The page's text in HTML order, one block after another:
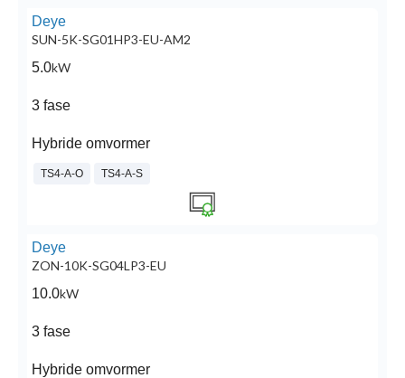
Deye
SUN-5K-SG01HP3-EU-AM2
5.0kW
3 fase
Hybride omvormer
TS4-A-O TS4-A-S
Deye
ZON-10K-SG04LP3-EU
10.0kW
3 fase
Hybride omvormer